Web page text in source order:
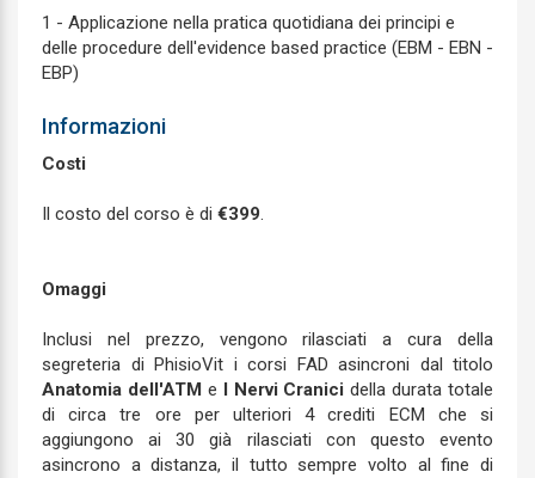
1 - Applicazione nella pratica quotidiana dei principi e
delle procedure dell'evidence based practice (EBM - EBN -
EBP)
Informazioni
Costi
Il costo del corso è di €399.
Omaggi
Inclusi nel prezzo, vengono rilasciati a cura della
segreteria di PhisioVit i corsi FAD asincroni dal titolo
Anatomia dell'ATM e I Nervi Cranici della durata totale
di circa tre ore per ulteriori 4 crediti ECM che si
aggiungono ai 30 già rilasciati con questo evento
asincrono a distanza, il tutto sempre volto al fine di